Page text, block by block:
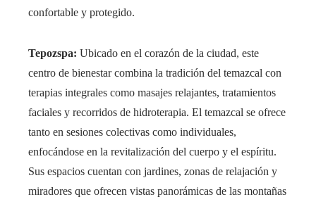
confortable y protegido.
Tepozspa: Ubicado en el corazón de la ciudad, este
centro de bienestar combina la tradición del temazcal con
terapias integrales como masajes relajantes, tratamientos
faciales y recorridos de hidroterapia. El temazcal se ofrece
tanto en sesiones colectivas como individuales,
enfocándose en la revitalización del cuerpo y el espíritu.
Sus espacios cuentan con jardines, zonas de relajación y
miradores que ofrecen vistas panorámicas de las montañas